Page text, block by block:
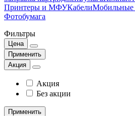
Принтеры и МФУКабелиМобильные
Фотобумага
Фильтры
Цена
Применить
Акция
Акция
Без акции
Применить